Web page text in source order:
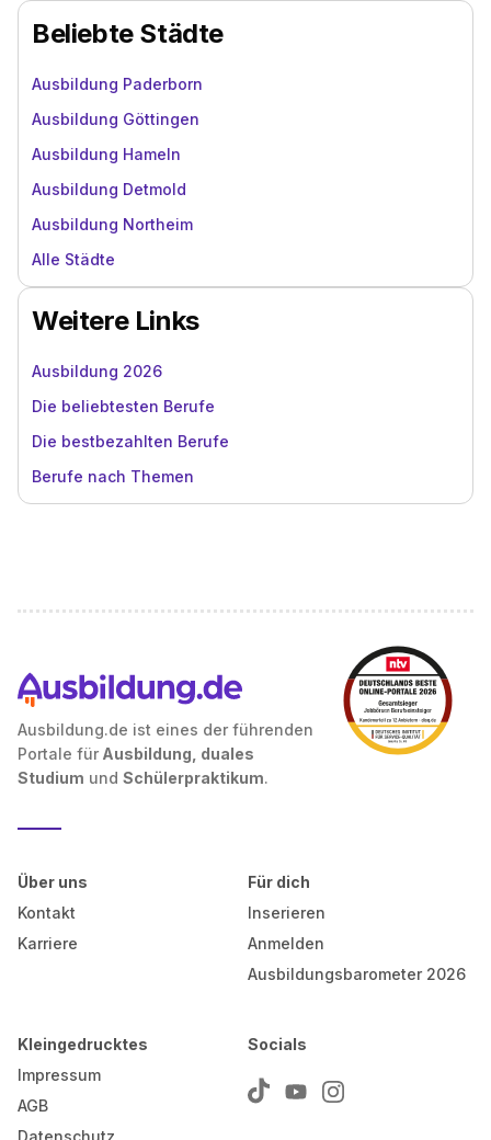
Beliebte Städte
Ausbildung Paderborn
Ausbildung Göttingen
Ausbildung Hameln
Ausbildung Detmold
Ausbildung Northeim
Alle Städte
Weitere Links
Ausbildung 2026
Die beliebtesten Berufe
Die bestbezahlten Berufe
Berufe nach Themen
Ausbildung.de ist eines der führenden
Portale für Ausbildung, duales
Studium und Schülerpraktikum.
Über uns
Kontakt
Karriere
Für dich
Inserieren
Anmelden
Ausbildungsbarometer 2026
Kleingedrucktes
Impressum
AGB
Datenschutz
Socials